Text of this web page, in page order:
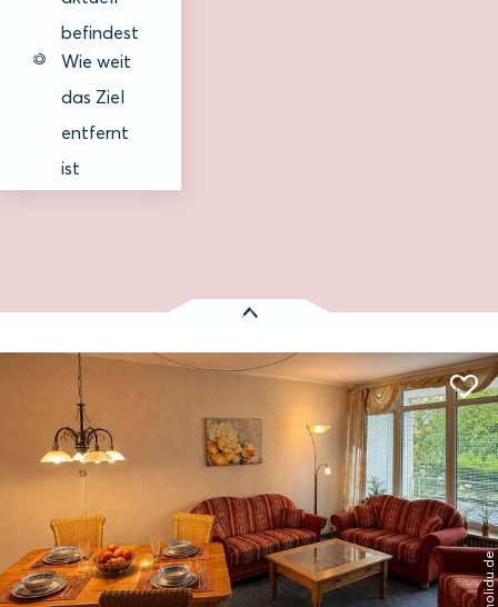
befindest
Wie weit
das Ziel
entfernt
ist
Es wurden 1 Treffer gefunden:
© holidu.de